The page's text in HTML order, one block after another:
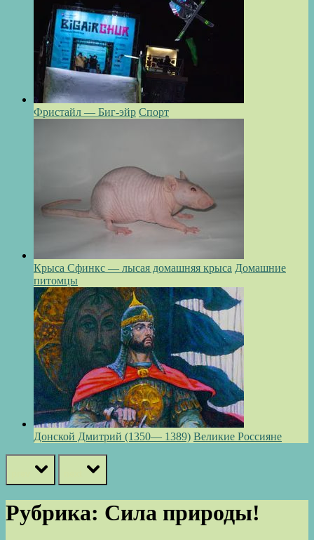
Фристайл — Биг-эйр Спорт
Крыса Сфинкс — лысая домашняя крыса Домашние
питомцы
Донской Дмитрий (1350— 1389) Великие Россияне
Рубрика: Сила природы!